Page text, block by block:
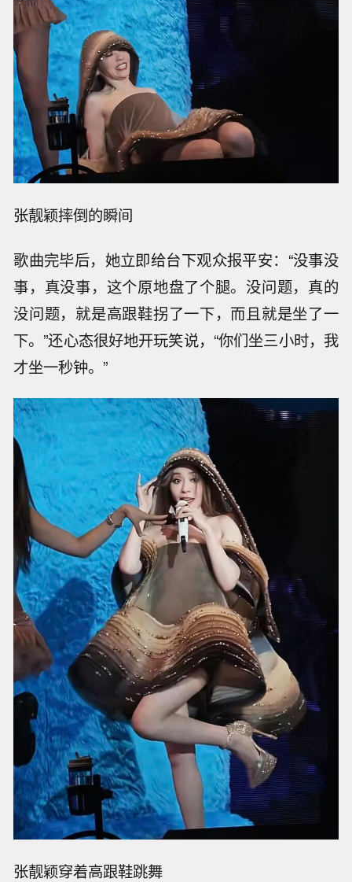
张靓颖摔倒的瞬间
歌曲完毕后，她立即给台下观众报平安：“没事没
事，真没事，这个原地盘了个腿。没问题，真的
没问题，就是高跟鞋拐了一下，而且就是坐了一
下。”还心态很好地开玩笑说，“你们坐三小时，我
才坐一秒钟。”
张靓颖穿着高跟鞋跳舞